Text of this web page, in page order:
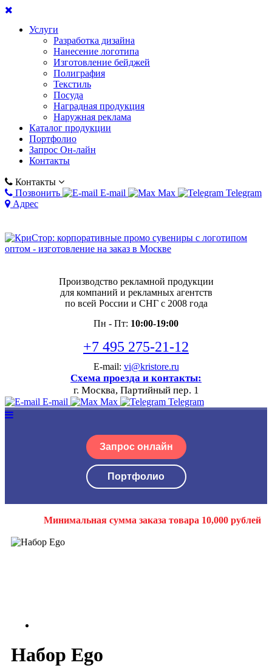
Услуги
Разработка дизайна
Нанесение логотипа
Изготовление бейджей
Полиграфия
Текстиль
Посуда
Наградная продукция
Наружная реклама
Каталог продукции
Портфолио
Запрос Он-лайн
Контакты
Контакты
Позвонить
E-mail Max
Telegram
Адрес
Производство рекламной продукции
для компаний и рекламных агентств
по всей России и СНГ с 2008 года
Пн - Пт: 10:00-19:00
+7 495 275-21-12
E-mail: vi@kristore.ru
Схема проезда и контакты:
г. Москва, Партийный пер. 1
E-mail Max Telegram
Запрос онлайн
Портфолио
Минимальная сумма заказа товара 10,000 рублей
Набор Ego